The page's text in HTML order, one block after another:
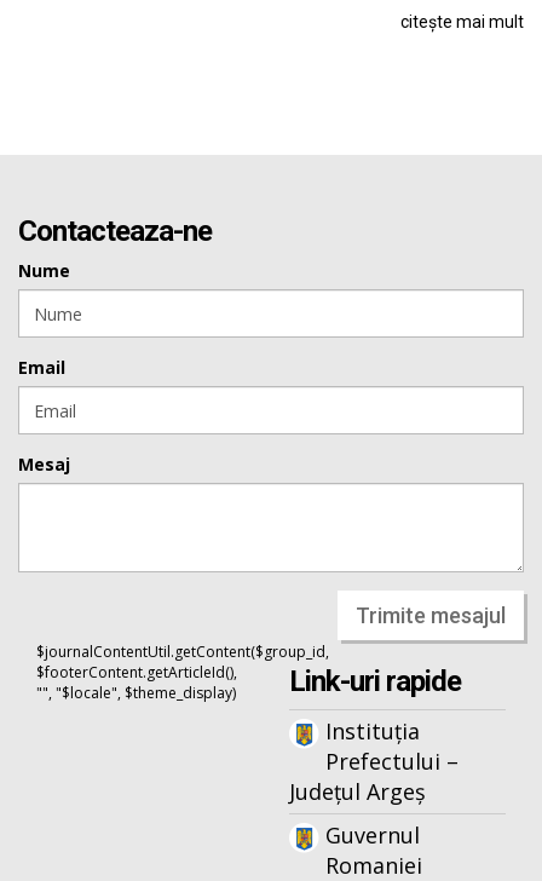
citește mai mult
Contacteaza-ne
Nume
Email
Mesaj
Trimite mesajul
$journalContentUtil.getContent($group_id,
$footerContent.getArticleId(),
"", "$locale", $theme_display)
Link-uri rapide
Instituția
Prefectului –
Județul Argeș
Guvernul
Romaniei